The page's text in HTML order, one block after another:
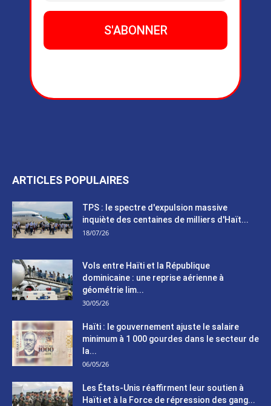
ARTICLES POPULAIRES
TPS : le spectre d'expulsion massive
inquiète des centaines de milliers d'Haït...
18/07/26
Vols entre Haïti et la République
dominicaine : une reprise aérienne à
géométrie lim...
30/05/26
Haïti : le gouvernement ajuste le salaire
minimum à 1 000 gourdes dans le secteur de
la...
06/05/26
Les États-Unis réaffirment leur soutien à
Haïti et à la Force de répression des gang...